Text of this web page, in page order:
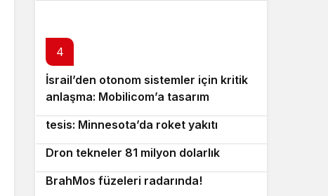
4
İsrail’den otonom sistemler için kritik
anlaşma: Mobilicom’a tasarım
sözleşmesi!
5
Chromatic’ten roket testlerinde yeni
tesis: Minnesota’da roket yakıtı
merkezi açıldı!
Dron tekneler 81 milyon dolarlık
kokaini yakalattı!
BrahMos füzeleri radarında!